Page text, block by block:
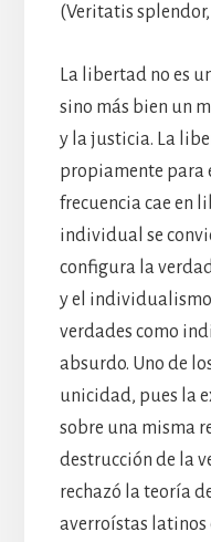
(Veritatis splendor,
La libertad no es
sino más bien un
y la justicia. La
propiamente para
frecuencia cae en
individual se
configura la
y el
verdades como
absurdo. Uno de
unicidad, pues la
sobre una misma
destrucción de la
rechazó la teoría
averroístas latinos